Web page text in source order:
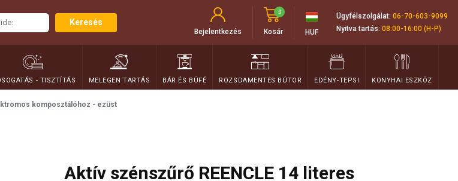
Keresés
Bejelentkezés Kosár
0
HUF
Ügyfélszolgálat: 06-70-603-9099
Nyitva tartás: 08:00-16:00 (H-P)
- TISZTÍTÁS MELEGEN TARTÁS BÁR ÉS BÜFÉ ROZSDAMENTES BÚTOR EDÉNY-TEPSI KONYHAI ESZKÖZ
komposztálóhoz - ezüst
Aktív szénszűrő REENCLE 14 literes